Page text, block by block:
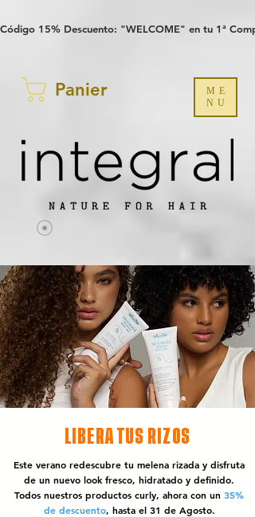
Código 15% Descuento: "WELCOME" en tu 1ª
Panier
ME
NU
LIBERA TUS RIZOS
Este verano redescubre tu melena rizada y disfruta
de un nuevo look fresco, hidratado y definido.
Todos nuestros productos curly, ahora con un 35%
de descuento, hasta el 31 de Agosto.